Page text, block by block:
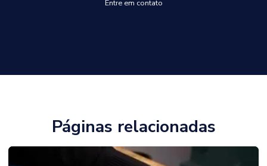
Entre em contato
Páginas relacionadas